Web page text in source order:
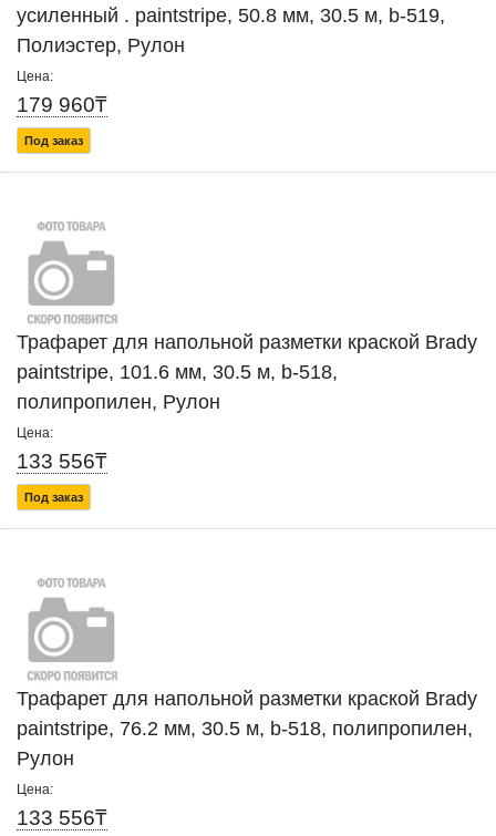
усиленный . paintstripe, 50.8 мм, 30.5 м, b-519,
Полиэстер, Рулон
Цена:
179 960₸
Под заказ
Трафарет для напольной разметки краской Brady
paintstripe, 101.6 мм, 30.5 м, b-518,
полипропилен, Рулон
Цена:
133 556₸
Под заказ
Трафарет для напольной разметки краской Brady
paintstripe, 76.2 мм, 30.5 м, b-518, полипропилен,
Рулон
Цена:
133 556₸